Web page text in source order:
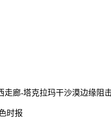
廊-塔克拉玛干沙漠边缘阻
时报